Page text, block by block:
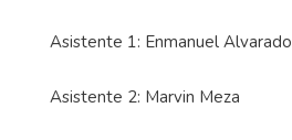
Asistente 1: Enmanuel Alvarado
Asistente 2: Marvin Meza